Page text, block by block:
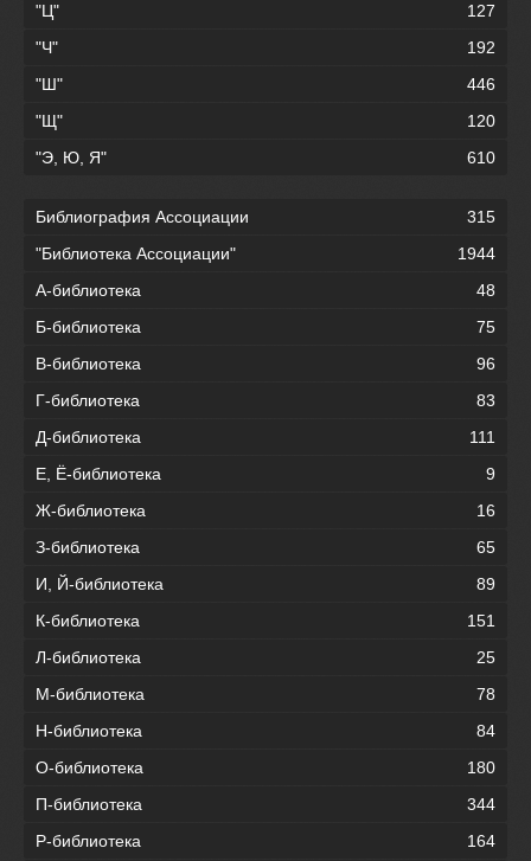
"Ц"
127
"Ч"
192
"Ш"
446
"Щ"
120
"Э, Ю, Я"
610
Библиография Ассоциации
315
"Библиотека Ассоциации"
1944
А-библиотека
48
Б-библиотека
75
В-библиотека
96
Г-библиотека
83
Д-библиотека
111
Е, Ё-библиотека
9
Ж-библиотека
16
З-библиотека
65
И, Й-библиотека
89
К-библиотека
151
Л-библиотека
25
М-библиотека
78
Н-библиотека
84
О-библиотека
180
П-библиотека
344
Р-библиотека
164